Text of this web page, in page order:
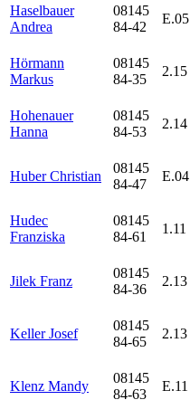
Haselbauer
Andrea
08145
84-42
E.05
Hörmann
Markus
08145
84-35
2.15
Hohenauer
Hanna
08145
84-53
2.14
Huber Christian
08145
84-47
E.04
Hudec
Franziska
08145
84-61
1.11
Jilek Franz
08145
84-36
2.13
Keller Josef
08145
84-65
2.13
Klenz Mandy
08145
84-63
E.11